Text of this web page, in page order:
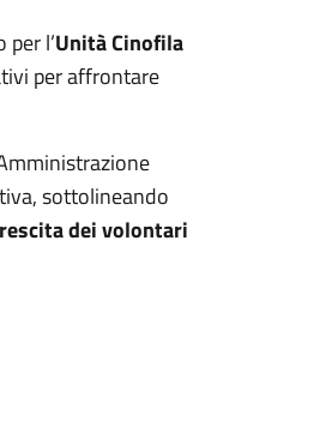
l’Unità Cinofila
per affrontare
sottolineando
dei volontari